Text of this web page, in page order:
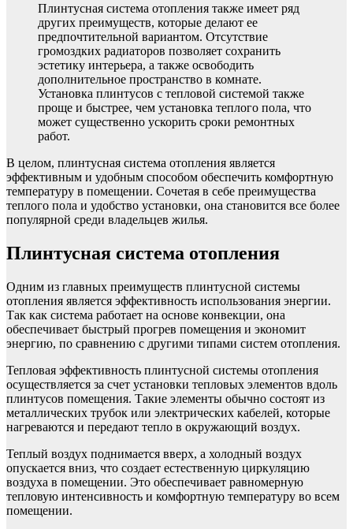
Плинтусная система отопления также имеет ряд
других преимуществ, которые делают ее
предпочтительной вариантом. Отсутствие
громоздких радиаторов позволяет сохранить
эстетику интерьера, а также освободить
дополнительное пространство в комнате.
Установка плинтусов с тепловой системой также
проще и быстрее, чем установка теплого пола, что
может существенно ускорить сроки ремонтных
работ.
В целом, плинтусная система отопления является
эффективным и удобным способом обеспечить комфортную
температуру в помещении. Сочетая в себе преимущества
теплого пола и удобство установки, она становится все более
популярной среди владельцев жилья.
Плинтусная система отопления
Одним из главных преимуществ плинтусной системы
отопления является эффективность использования энергии.
Так как система работает на основе конвекции, она
обеспечивает быстрый прогрев помещения и экономит
энергию, по сравнению с другими типами систем отопления.
Тепловая эффективность плинтусной системы отопления
осуществляется за счет установки тепловых элементов вдоль
плинтусов помещения. Такие элементы обычно состоят из
металлических трубок или электрических кабелей, которые
нагреваются и передают тепло в окружающий воздух.
Теплый воздух поднимается вверх, а холодный воздух
опускается вниз, что создает естественную циркуляцию
воздуха в помещении. Это обеспечивает равномерную
тепловую интенсивность и комфортную температуру во всем
помещении.